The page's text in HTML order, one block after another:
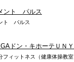
ント パルス
ト パルス
ドン・キホーテＵＮ
フィットネス（健康体操教室